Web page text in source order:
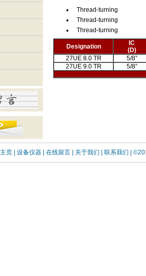
Thread-turning
Thread-turning
Thread-turning
Designation
IC
(D)
27UE 8.0 TR
5/8”
27UE 9.0 TR
5/8”
主页 | 设备仪器 | 在线留言 | 关于我们 | 联系我们 |